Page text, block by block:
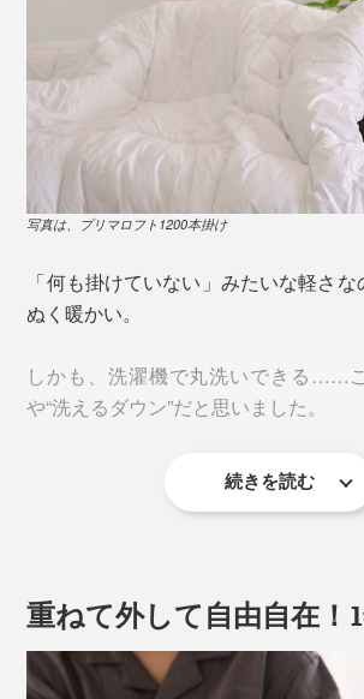
写真は、プリマロフト1200本掛け
「何も掛けていない」みたいな軽さな
ぬく暖かい。
しかも、洗濯機で丸洗いできる……
や“洗えるダウン”だと思いました。
続きを読む
重ねて外して自由自在！